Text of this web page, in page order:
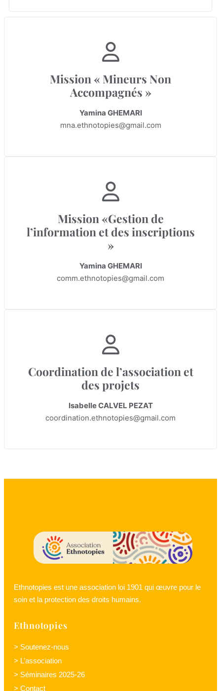
Mission « Mineurs Non
Accompagnés »
Yamina GHEMARI
mna.ethnotopies@gmail.com
Mission «Gestion de
l’information et des inscriptions
»
Yamina GHEMARI
comm.ethnotopies@gmail.com
Coordination de l’association et
des projets
Isabelle CALVEL PEZAT
coordination.ethnotopies@gmail.com
Ethnotopies est une association loi 1901 qui œuvre pour le
soin et la protection des droits humains.
Ethnotopies
> Soutenez-nous
> L’association
> Séminaires 2025-26
> Contact